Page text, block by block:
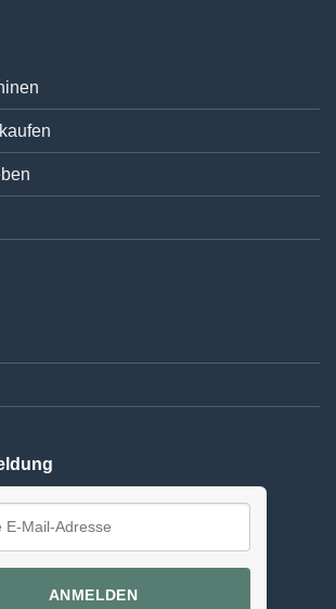
ANMELDEN